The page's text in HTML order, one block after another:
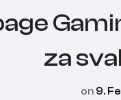
za
on9.